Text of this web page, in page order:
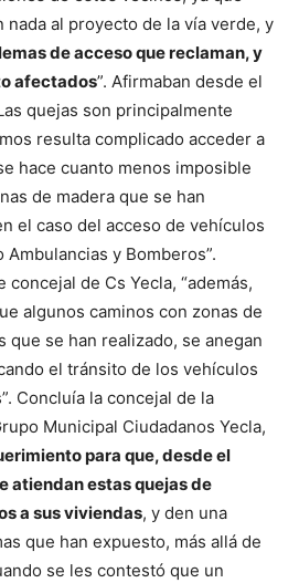
al proyecto de la vía verde, y
de acceso que reclaman, y
afectados”. Afirmaban desde el
quejas son principalmente
resulta complicado acceder a
hace cuanto menos imposible
de madera que se han
el caso del acceso de vehículos
y Bomberos”.
concejal de Cs Yecla, “además,
algunos caminos con zonas de
que se han realizado, se anegan
el tránsito de los vehículos
Concluía la concejal de la
Municipal Ciudadanos Yecla,
para que, desde el
atiendan estas quejas de
a sus viviendas, y den una
que han expuesto, más allá de
se les contestó que un